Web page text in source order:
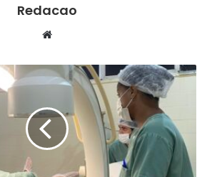
Redacao
te